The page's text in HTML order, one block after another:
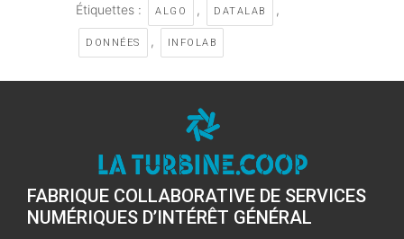
Étiquettes : ALGO , DATALAB ,
DONNÉES , INFOLAB
FABRIQUE COLLABORATIVE DE SERVICES
NUMÉRIQUES D’INTÉRÊT GÉNÉRAL